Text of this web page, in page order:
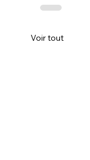
Voir tout